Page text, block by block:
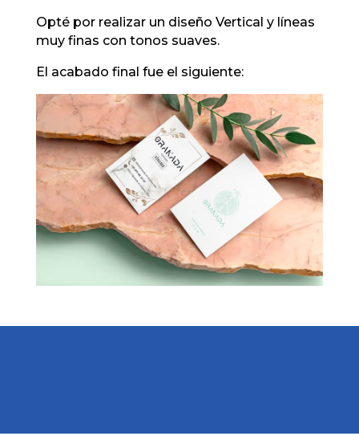
Opté por realizar un diseño Vertical y líneas
muy finas con tonos suaves.
El acabado final fue el siguiente: